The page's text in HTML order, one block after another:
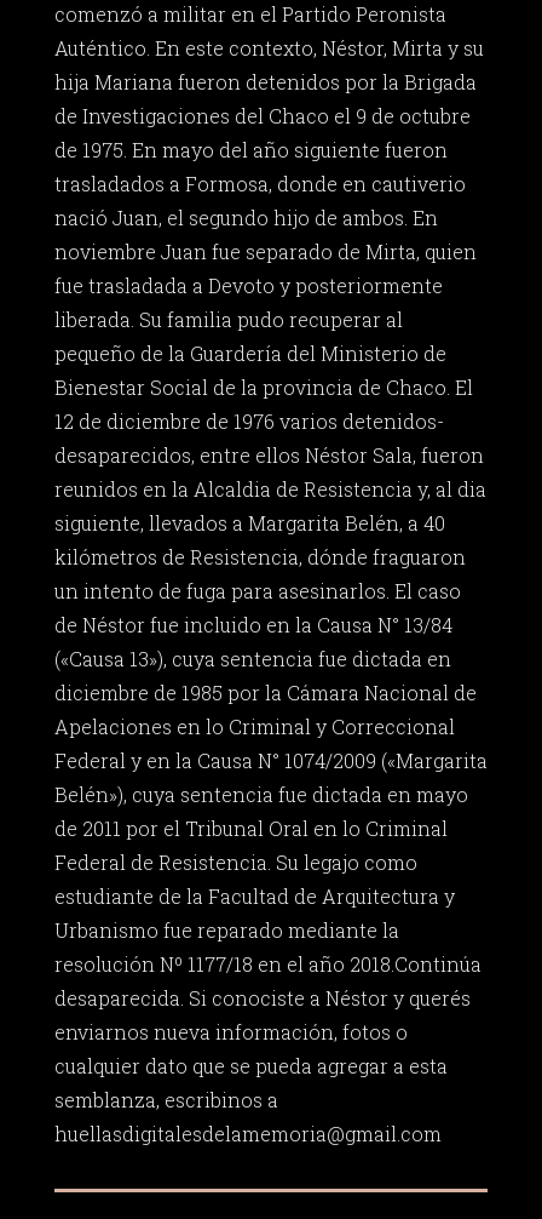
comenzó a militar en el Partido Peronista
Auténtico. En este contexto, Néstor, Mirta y su
hija Mariana fueron detenidos por la Brigada
de Investigaciones del Chaco el 9 de octubre
de 1975. En mayo del año siguiente fueron
trasladados a Formosa, donde en cautiverio
nació Juan, el segundo hijo de ambos. En
noviembre Juan fue separado de Mirta, quien
fue trasladada a Devoto y posteriormente
liberada. Su familia pudo recuperar al
pequeño de la Guardería del Ministerio de
Bienestar Social de la provincia de Chaco. El
12 de diciembre de 1976 varios detenidos-
desaparecidos, entre ellos Néstor Sala, fueron
reunidos en la Alcaldia de Resistencia y, al dia
siguiente, llevados a Margarita Belén, a 40
kilómetros de Resistencia, dónde fraguaron
un intento de fuga para asesinarlos. El caso
de Néstor fue incluido en la Causa N° 13/84
(«Causa 13»), cuya sentencia fue dictada en
diciembre de 1985 por la Cámara Nacional de
Apelaciones en lo Criminal y Correccional
Federal y en la Causa N° 1074/2009 («Margarita
Belén»), cuya sentencia fue dictada en mayo
de 2011 por el Tribunal Oral en lo Criminal
Federal de Resistencia. Su legajo como
estudiante de la Facultad de Arquitectura y
Urbanismo fue reparado mediante la
resolución Nº 1177/18 en el año 2018.Continúa
desaparecida. Si conociste a Néstor y querés
enviarnos nueva información, fotos o
cualquier dato que se pueda agregar a esta
semblanza, escribinos a
huellasdigitalesdelamemoria@gmail.com